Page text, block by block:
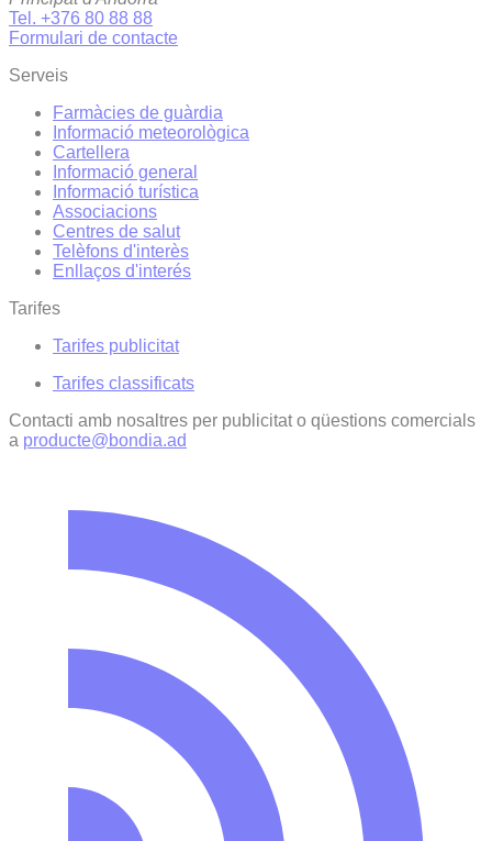
Tel. +376 80 88 88
Formulari de contacte
Serveis
Farmàcies de guàrdia
Informació meteorològica
Cartellera
Informació general
Informació turística
Associacions
Centres de salut
Telèfons d'interès
Enllaços d'interés
Tarifes
Tarifes publicitat
Tarifes classificats
Contacti amb nosaltres per publicitat o qüestions comercials
a producte@bondia.ad